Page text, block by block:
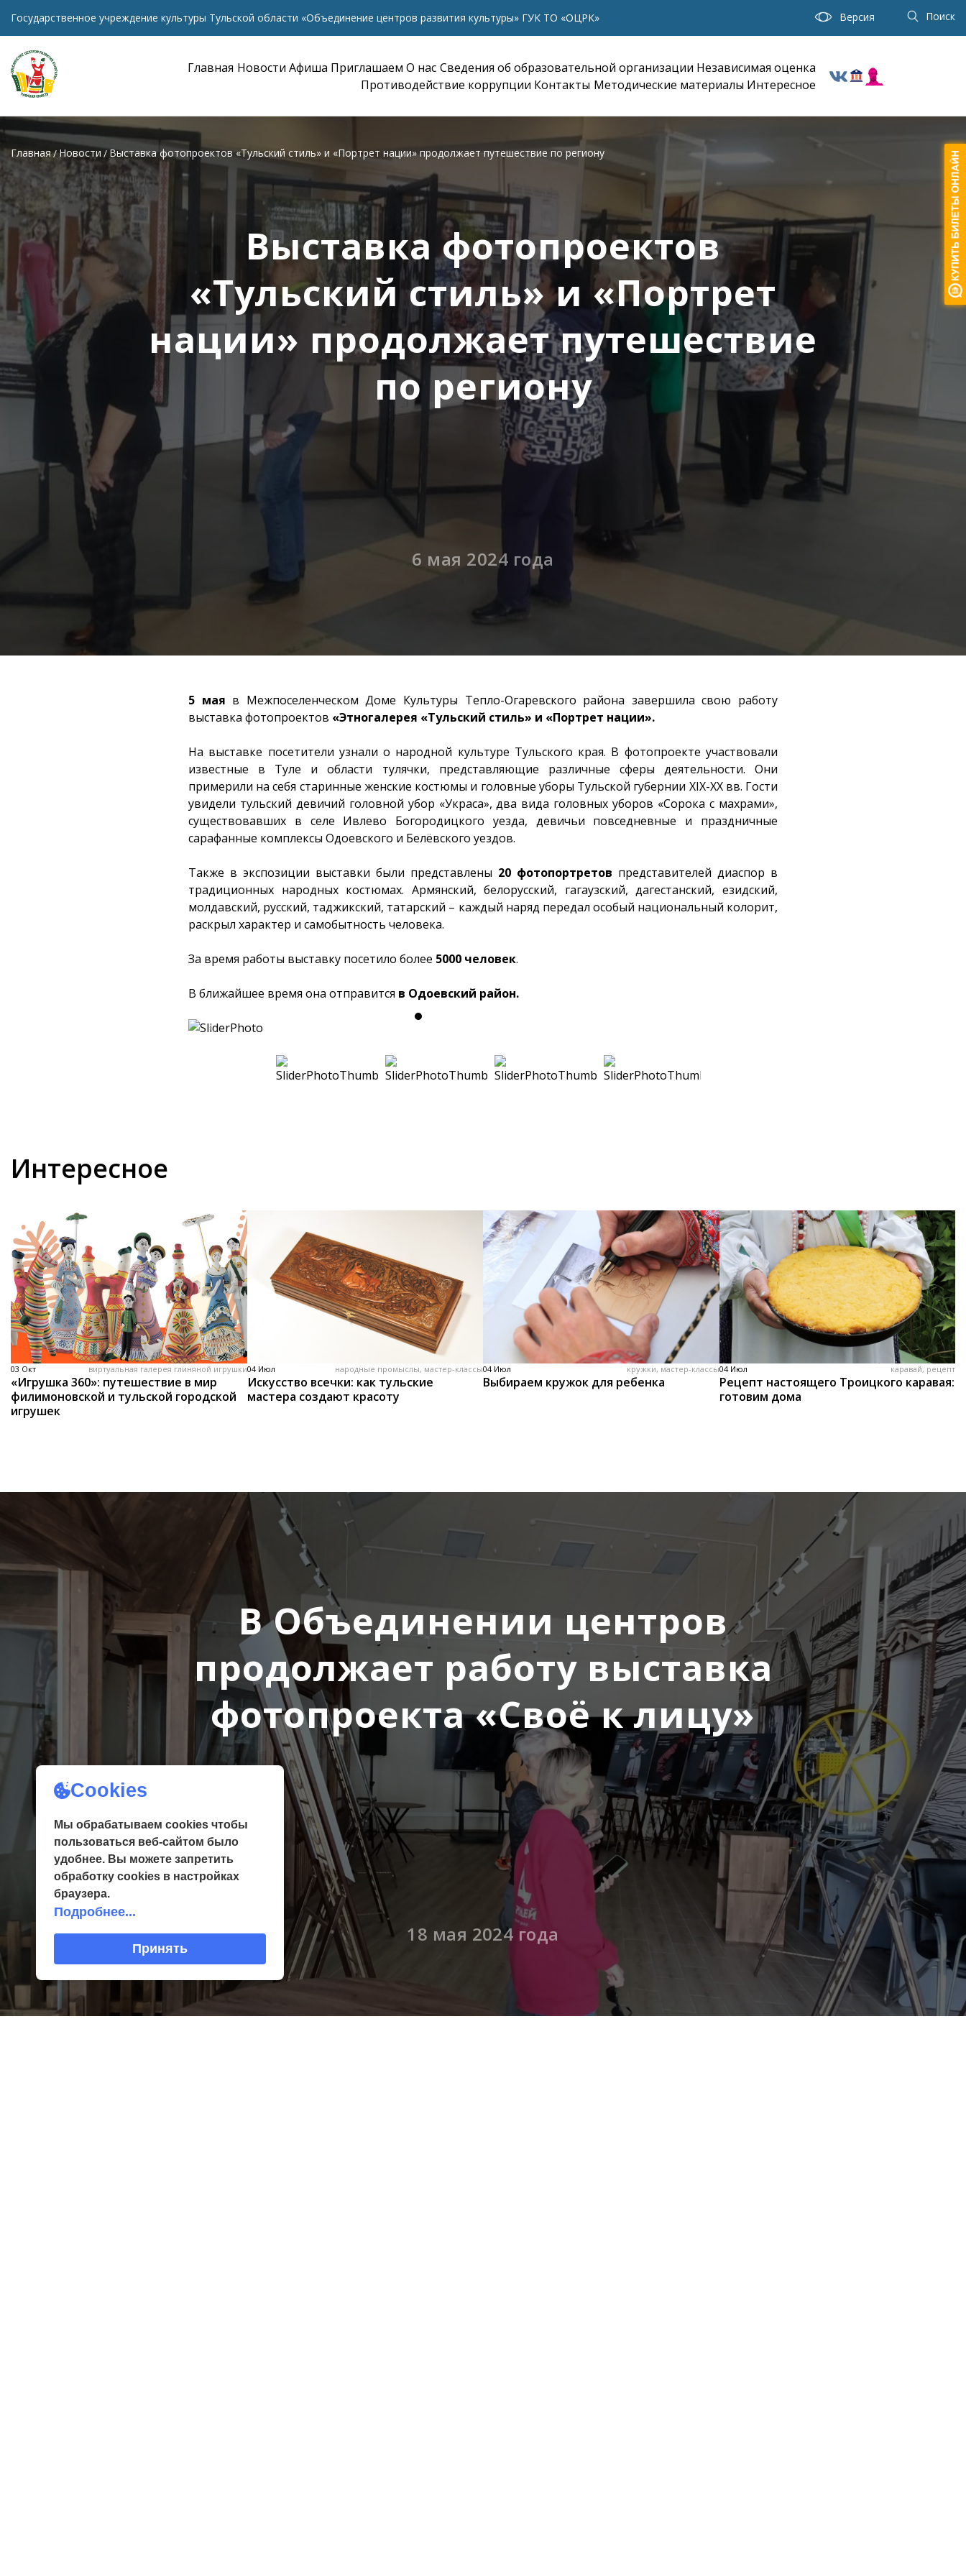
Государственное учреждение культуры Тульской области «Объединение центров развития культуры» ГУК ТО «ОЦРК» Версия Поиск
Главная Новости Афиша Приглашаем О нас Сведения об образовательной организации Независимая оценка
Противодействие коррупции Контакты Методические материалы Интересное
Главная Новости Выставка фотопроектов «Тульский стиль» и «Портрет нации» продолжает путешествие по региону
6 мая 2024 года
Выставка фотопроектов
«Тульский стиль» и «Портрет
нации» продолжает путешествие
по региону
5 мая в Межпоселенческом Доме Культуры Тепло-Огаревского района завершила свою работу
выставка фотопроектов «Этногалерея «Тульский стиль» и «Портрет нации».
На выставке посетители узнали о народной культуре Тульского края. В фотопроекте участвовали
известные в Туле и области тулячки, представляющие различные сферы деятельности. Они
примерили на себя старинные женские костюмы и головные уборы Тульской губернии XIX-XX вв. Гости
увидели тульский девичий головной убор «Украса», два вида головных уборов «Сорока с махрами»,
существовавших в селе Ивлево Богородицкого уезда, девичьи повседневные и праздничные
сарафанные комплексы Одоевского и Белёвского уездов.
Также в экспозиции выставки были представлены 20 фотопортретов представителей диаспор в
традиционных народных костюмах. Армянский, белорусский, гагаузский, дагестанский, езидский,
молдавский, русский, таджикский, татарский – каждый наряд передал особый национальный колорит,
раскрыл характер и самобытность человека.
За время работы выставку посетило более 5000 человек.
В ближайшее время она отправится в Одоевский район.
Интересное
03 Окт виртуальная галерея глиняной игрушки
«Игрушка 360»: путешествие в мир
филимоновской и тульской городской
игрушек
04 Июл народные промыслы, мастер-классы
Искусство всечки: как тульские
мастера создают красоту
04 Июл кружки, мастер-классы
Выбираем кружок для ребенка
04 Июл каравай, рецепт
Рецепт настоящего Троицкого каравая:
готовим дома
18 мая 2024 года
В Объединении центров
продолжает работу выставка
фотопроекта «Своё к лицу»
Cookies
Мы обрабатываем cookies чтобы
пользоваться веб-сайтом было
удобнее. Вы можете запретить
обработку сookies в настройках
браузера.
Подробнее...
Принять